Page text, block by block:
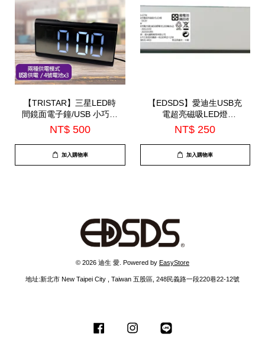
【TRISTAR】三星LED時
間鏡面電子鐘/USB 小巧精
緻可當鏡子使用 |12/4小時
制|(TS-A52)
NT$ 500
加入購物車
【EDSDS】愛迪生USB充
電超亮磁吸LED燈
32CM(EDS-G778)
NT$ 250
加入購物車
© 2026 迪生 愛. Powered by EasyStore
地址:新北市 New Taipei City , Taiwan 五股區, 248民義路一段220巷22-12號
Facebook Instagram